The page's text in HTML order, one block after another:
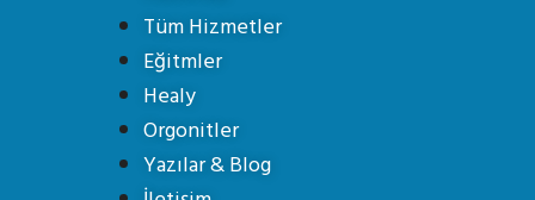
Tüm Hizmetler
Eğitmler
Healy
Orgonitler
Yazılar & Blog